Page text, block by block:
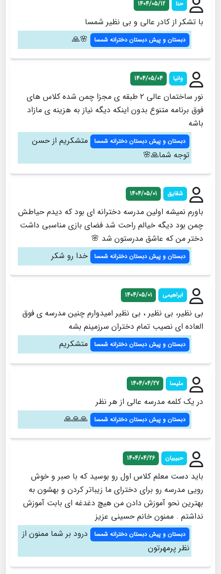
حنا 1404/05/12
با تشکر از کادر عالی و بی نظیر شمسا
دبستان و پیش دبستان دخترانه شمسا 🌸🙏
وانیا 1404/05/04
نور ساختمان عالی ۲ طبقه ی مجزا چمن شده کلاس های
فوق برنامه متنوع بدون اینکه دیگه نیاز به هزینه ی مازاد
باشه
دبستان و پیش دبستان دخترانه شمسا
متشکریم از حسن
توجه شما🙏🌸
شقایق 1404/05/01
باورم نمیشه اولین مدرسه دخترانه ای بود که دیدم حیاطش
چمن بود دیگه خیالم راحت شد فضای بازی مناسبی داشت
دختر من که عاشق مدرستون شد 🌸
دبستان و پیش دبستان دخترانه شمسا خدا رو شکر
ابراهیمی 1404/05/01
بی نظیر، بی نظیر ، بی نظیر امیدوارم چنین مدرسه ی فوق
العاده ای نصیب تمام دختران سرزمینم بشه
دبستان و پیش دبستان دخترانه شمسا متشکریم
ملیسا 1404/04/27
در یک کلمه مدرسه عالی از هر نظر
دبستان و پیش دبستان دخترانه شمسا 🙏🙏🙏
حبیبیان 1404/04/26
باید دست معلم کلاس اول رو بوسید که با صبر و خوش
رویی مدرسه رو برای دخترای ما زیباتر کردن و بهشون به
بهترین نحو آموزش دادن من هیچ دغدغه ای بابت آموزش
نداشتم ‌. ممنون خانم حسینی عزیز
دبستان و پیش دبستان دخترانه شمسا
درود بر شما ممنون از
نظر پرمهرتون